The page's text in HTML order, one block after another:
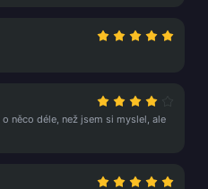
něco déle, než jsem si myslel, ale